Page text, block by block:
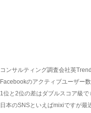
コンサルティング調査会社英
Facebookのアクティブユーザー
1位と2位の差はダブルスコア級
日本のSNSといえばmixiですが最